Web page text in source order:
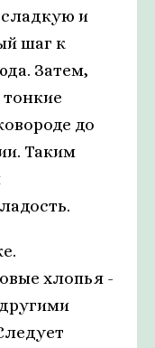
и
шаг к
Затем,
до
Таким
хлопья -